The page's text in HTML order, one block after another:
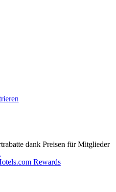
dank Preisen für Mitglieder
Rewards